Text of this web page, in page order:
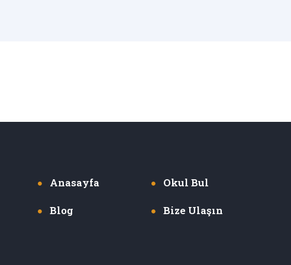
Anasayfa Okul Bul
Blog Bize Ulaşın